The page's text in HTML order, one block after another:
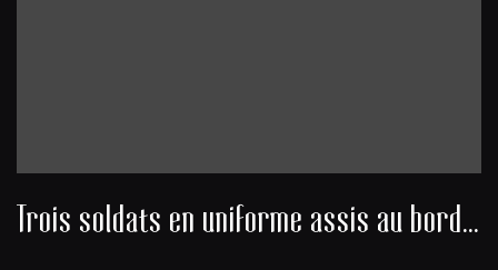
Trois soldats en uniforme assis au bord d’une route, à côté d’un camion militaire